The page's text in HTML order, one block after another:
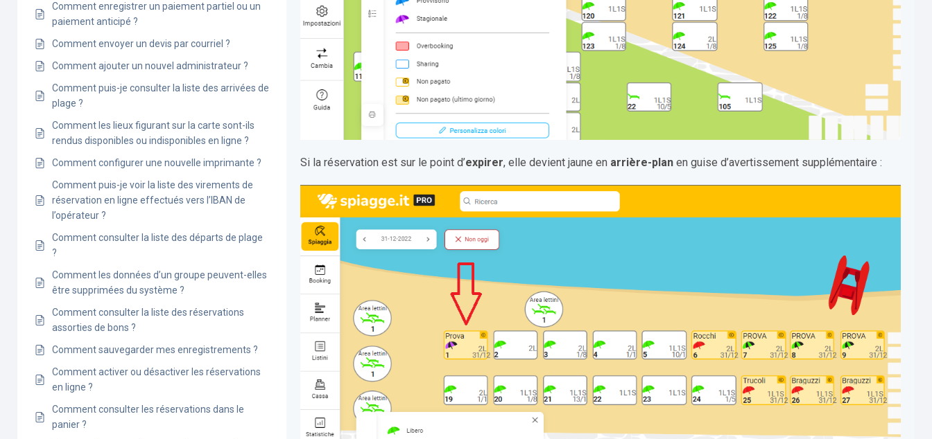
Comment enregistrer un paiement partiel ou un
paiement anticipé ?
Comment envoyer un devis par courriel ?
Comment ajouter un nouvel administrateur ?
Comment puis-je consulter la liste des arrivées de
plage ?
Comment les lieux figurant sur la carte sont-ils
rendus disponibles ou indisponibles en ligne ?
Comment configurer une nouvelle imprimante ?
Comment puis-je voir la liste des virements de
réservation en ligne effectués vers l’IBAN de
l’opérateur ?
Comment consulter la liste des départs de plage
?
Comment les données d’un groupe peuvent-elles
être supprimées du système ?
Comment consulter la liste des réservations
assorties de bons ?
Comment sauvegarder mes enregistrements ?
Comment activer ou désactiver les réservations
en ligne ?
Comment consulter les réservations dans le
panier ?
Si la réservation est sur le point d’expirer, elle devient jaune en arrière-plan en guise d’avertissement supplémentaire :